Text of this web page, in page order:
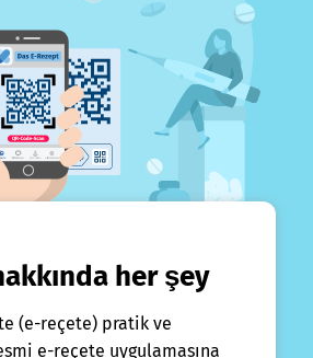
her şey
(e-reçete) pratik ve
e-reçete uygulamasına